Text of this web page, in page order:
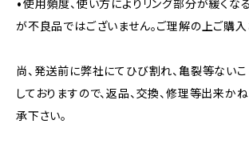
•使用頻度、使い方によりリング部分が緩くな
が不良品ではございません。ご理解の上ご購入
尚、発送前に弊社にてひび割れ、亀裂等ない
しておりますので、返品、交換、修理等出来か
承下さい。